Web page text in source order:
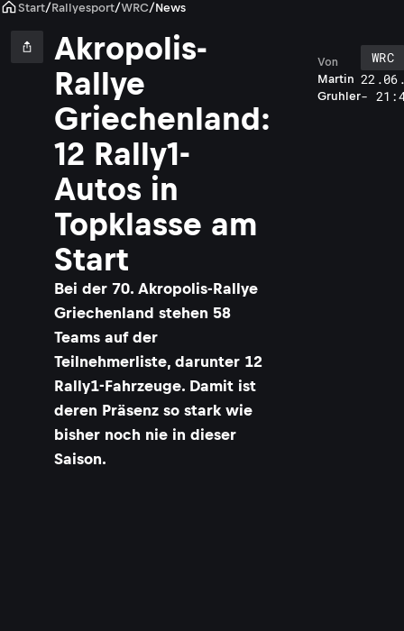
Start/Rallyesport/WRC/News
Akropolis-
Rallye
Griechenland:
12 Rally1-
Autos in
Topklasse am
Start
Bei der 70. Akropolis-Rallye
Griechenland stehen 58
Teams auf der
Teilnehmerliste, darunter 12
Rally1-Fahrzeuge. Damit ist
deren Präsenz so stark wie
bisher noch nie in dieser
Saison.
Martin
Gruhler
Von
WRC
-